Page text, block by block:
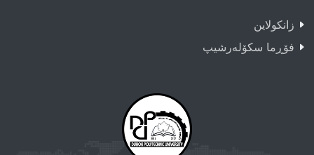
زانکولاین
فۆڕما سکۆلەرشیپ